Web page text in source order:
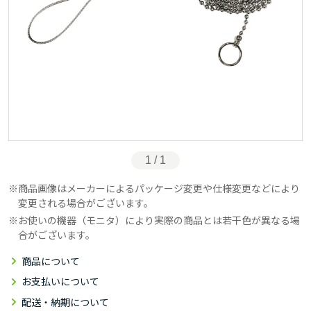
1 / 1
商品画像はメーカーによるパッケージ変更や仕様変更などにより
変更される場合がございます。
お使いの機器（モニタ）により実際の商品とは若干色が異なる場
合がございます。
商品について
お支払いについて
配送・納期について